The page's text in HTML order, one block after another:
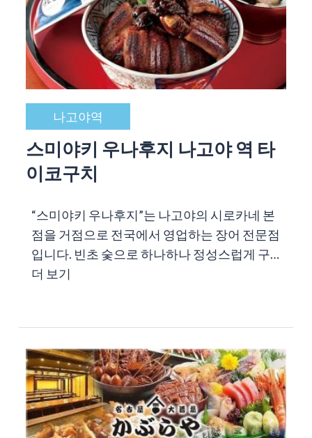
나고야역
스미야키 우나후지 나고야 역 타
이코구치
“스미야키 우나후지”는 나고야의 시로카네 본
점을 거점으로 전국에서 영업하는 장어 전문점
입니다. 빈초 숯으로 하나하나 정성스럽게 구…
더 보기